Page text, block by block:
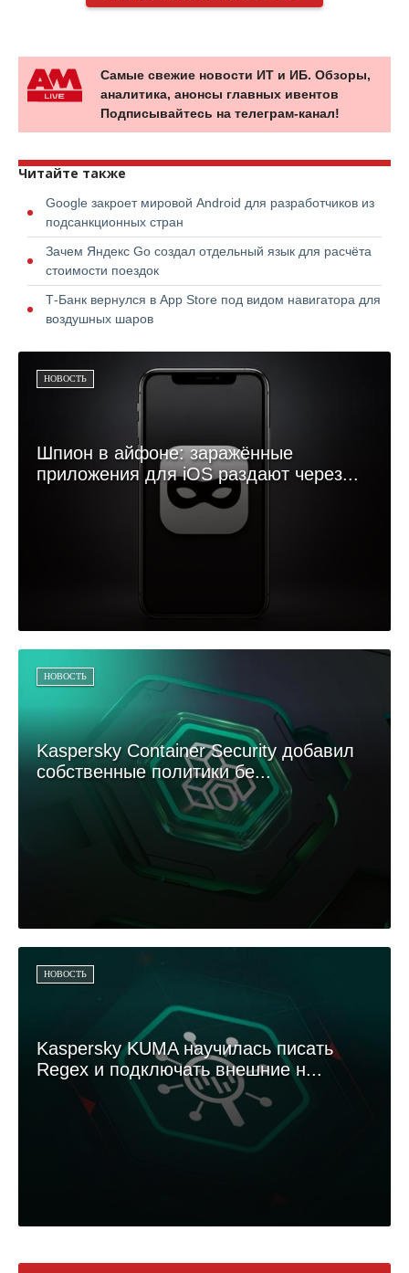
Самые свежие новости ИТ и ИБ. Обзоры,
аналитика, анонсы главных ивентов
Подписывайтесь на телеграм-канал!
Читайте также
Google закроет мировой Android для разработчиков из
подсанкционных стран
Зачем Яндекс Go создал отдельный язык для расчёта
стоимости поездок
Т-Банк вернулся в App Store под видом навигатора для
воздушных шаров
НОВОСТЬ
Шпион в айфоне: заражённые
приложения для iOS раздают через...
НОВОСТЬ
Kaspersky Container Security добавил
собственные политики бе...
НОВОСТЬ
Kaspersky KUMA научилась писать
Regex и подключать внешние н...